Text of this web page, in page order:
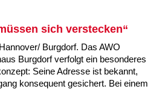
Tresckowstraße
Voltmerstraße
Wiehbergstraße
sich verstecken“
Burgdorf. Das AWO
Burgdorf verfolgt ein besonderes
Seine Adresse ist bekannt,
konsequent gesichert. Bei einem